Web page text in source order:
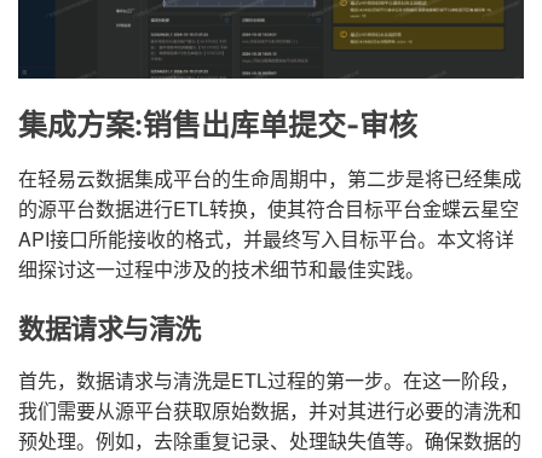
集成方案:销售出库单提交-审核
在轻易云数据集成平台的生命周期中，第二步是将已经集成
的源平台数据进行ETL转换，使其符合目标平台金蝶云星空
API接口所能接收的格式，并最终写入目标平台。本文将详
细探讨这一过程中涉及的技术细节和最佳实践。
数据请求与清洗
首先，数据请求与清洗是ETL过程的第一步。在这一阶段，
我们需要从源平台获取原始数据，并对其进行必要的清洗和
预处理。例如，去除重复记录、处理缺失值等。确保数据的